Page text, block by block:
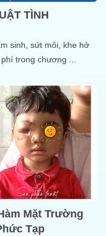
TÌNH
sinh, sứt môi, khe hở
trong chương ...
Mặt Trường
Tạp